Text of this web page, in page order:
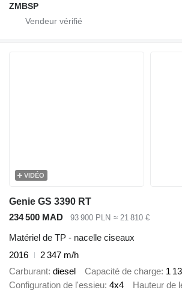
ZMBSP
VIDÉO
Genie GS 3390 RT
234 500 MAD
93 900 PLN ≈ 21 810 €
Matériel de TP - nacelle ciseaux
2016
2 347 m/h
Carburant diesel Capacité de charge 1
Configuration de l'essieu 4x4 Hauteur de